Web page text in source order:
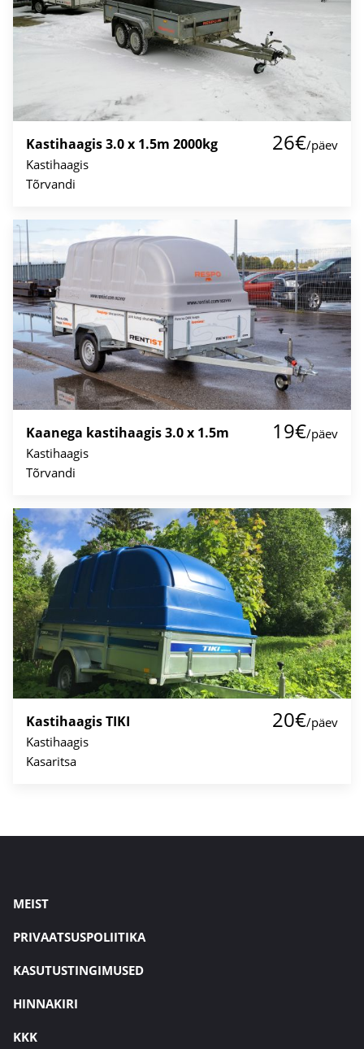
Kastihaagis 3.0 x 1.5m 2000kg 26€/päev
Kastihaagis
Tõrvandi
Kaanega kastihaagis 3.0 x 1.5m 19€/päev
Kastihaagis
Tõrvandi
Kastihaagis TIKI 20€/päev
Kastihaagis
Kasaritsa
MEIST
PRIVAATSUSPOLIITIKA
KASUTUSTINGIMUSED
HINNAKIRI
KKK